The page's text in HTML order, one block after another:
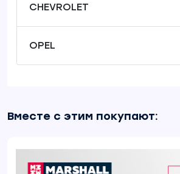
CHEVROLET
OPEL
Вместе с этим покупают: